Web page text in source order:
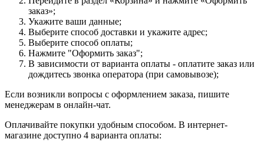
заказ»;
Укажите ваши данные;
Выберите способ доставки и укажите адрес;
Выберите способ оплаты;
Нажмите "Оформить заказ";
В зависимости от варианта оплаты - оплатите заказ или
дождитесь звонка оператора (при самовывозе);
Если возникли вопросы с оформлением заказа, пишите
менеджерам в онлайн-чат.
Оплачивайте покупки удобным способом. В интернет-
магазине доступно 4 варианта оплаты: